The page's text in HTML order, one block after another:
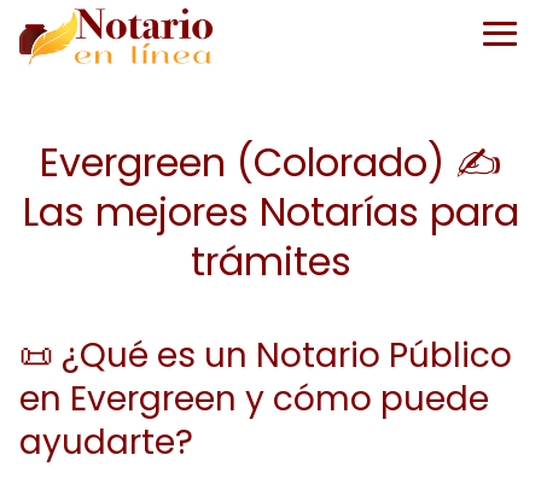
Evergreen (Colorado) ✍️
Las mejores Notarías para
trámites
📜 ¿Qué es un Notario Público
en Evergreen y cómo puede
ayudarte?